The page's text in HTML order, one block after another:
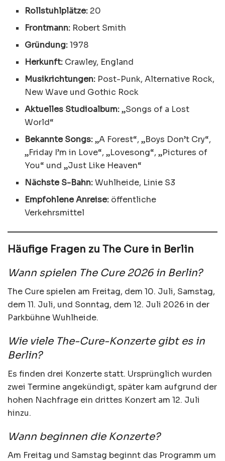
Rollstuhlplätze: 20
Frontmann: Robert Smith
Gründung:1978
Herkunft: Crawley, England
Musikrichtungen: Post-Punk, Alternative Rock,
New Wave und Gothic Rock
Aktuelles Studioalbum:„Songs of a Lost
World“
Bekannte Songs:„A Forest“, „Boys Don’t Cry“,
„Friday I’m in Love“, „Lovesong“, „Pictures of
You“ und „Just Like Heaven“
Nächste S-Bahn:Wuhlheide, Linie S3
Empfohlene Anreise: öffentliche
Verkehrsmittel
Häufige Fragen zu The Cure in Berlin
Wann spielen The Cure 2026 in Berlin?
The Cure spielen am Freitag, dem 10. Juli, Samstag,
dem 11. Juli, und Sonntag, dem 12. Juli 2026 in der
Parkbühne Wuhlheide.
Wie viele The-Cure-Konzerte gibt es in
Berlin?
Es finden drei Konzerte statt. Ursprünglich wurden
zwei Termine angekündigt, später kam aufgrund der
hohen Nachfrage ein drittes Konzert am 12. Juli
hinzu.
Wann beginnen die Konzerte?
Am Freitag und Samstag beginnt das Programm um